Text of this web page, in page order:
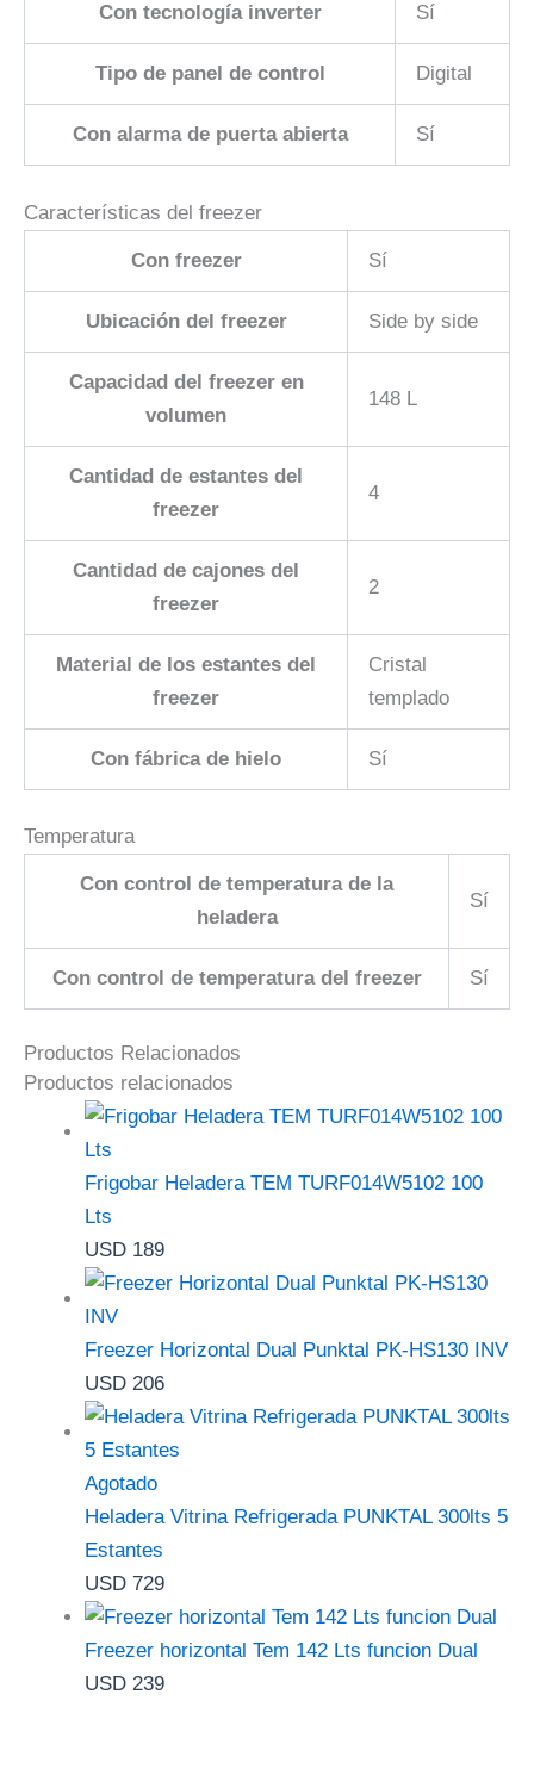
Con tecnología inverter Sí
Tipo de panel de control Digital
Con alarma de puerta abierta Sí
Características del freezer
Con freezer Sí
Ubicación del freezer Side by side
Capacidad del freezer en
volumen
148 L
Cantidad de estantes del
freezer
4
Cantidad de cajones del
freezer
2
Material de los estantes del
freezer
Cristal
templado
Con fábrica de hielo Sí
Temperatura
Con control de temperatura de la
heladera
Sí
Con control de temperatura del freezer Sí
Productos Relacionados
Productos relacionados
Frigobar Heladera TEM TURF014W5102 100
Lts
USD 189
Freezer Horizontal Dual Punktal PK-HS130 INV
USD 206
Agotado
Heladera Vitrina Refrigerada PUNKTAL 300lts 5
Estantes
USD 729
Freezer horizontal Tem 142 Lts funcion Dual
USD 239